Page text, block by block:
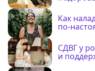
Как
по-
СДВГ у
и